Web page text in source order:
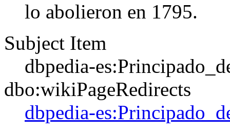
lo abolieron en 1795.
Subject Item
dbpedia-
dbo:wikiPageRedirects
dbpedia-